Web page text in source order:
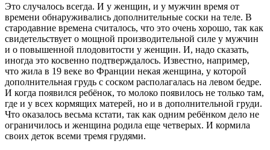
Это случалось всегда. И у женщин, и у мужчин время от
времени обнаруживались дополнительные соски на теле. В
стародавние времена считалось, что это очень хорошо, так как
свидетельствует о мощной производительной силе у мужчин
и о повышенной плодовитости у женщин. И, надо сказать,
иногда это косвенно подтверждалось. Известно, например,
что жила в 19 веке во Франции некая женщина, у которой
дополнительная грудь с соском располагалась на левом бедре.
И когда появился ребёнок, то молоко появилось не только там,
где и у всех кормящих матерей, но и в дополнительной груди.
Что оказалось весьма кстати, так как одним ребёнком дело не
ограничилось и женщина родила еще четверых. И кормила
своих деток всеми тремя грудями.